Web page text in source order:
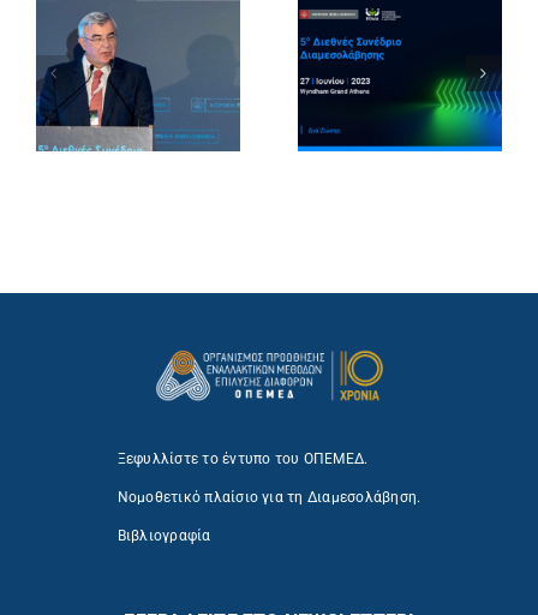
Ξεφυλλίστε το έντυπο του ΟΠΕΜΕΔ.
Νομοθετικό πλαίσιο για τη Διαμεσολάβηση.
Βιβλιογραφία